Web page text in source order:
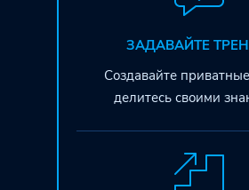
ЗАДАВАЙТЕ
Создавайте
делитесь своими